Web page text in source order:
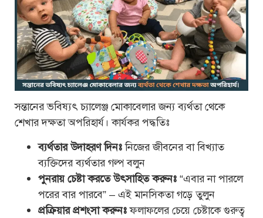
সন্তানের ভবিষ্যৎ চ্যালেঞ্জ মোকাবেলার জন্য ব্যর্থতা থেকে
শেখার দক্ষতা অপরিহার্য। কার্যকর পদ্ধতিঃ
ব্যর্থতার উদাহরণ দিনঃনিজের জীবনের বা বিখ্যাত
ব্যক্তিদের ব্যর্থতার গল্প বলুন
পুনরায় চেষ্টা করতে উৎসাহিত করুনঃ “এবার না পারলে
পরের বার পারবে” – এই মানসিকতা গড়ে তুলুন
প্রক্রিয়ার প্রশংসা করুনঃফলাফলের চেয়ে চেষ্টাকে গুরুত্ব